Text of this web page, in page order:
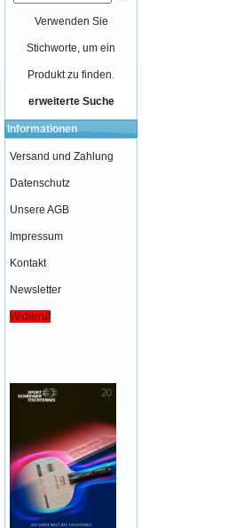
Verwenden Sie
Stichworte, um ein
Produkt zu finden.
erweiterte Suche
Informationen
Versand und Zahlung
Datenschutz
Unsere AGB
Impressum
Kontakt
Newsletter
Widerruf